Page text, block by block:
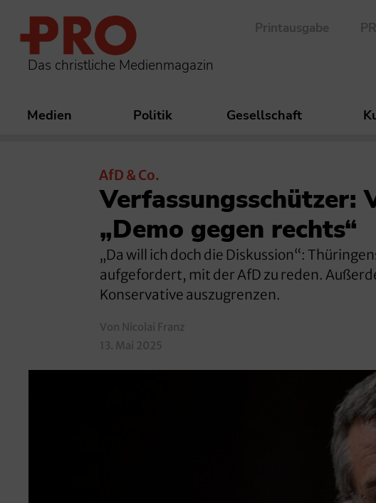
Das christliche Medienmagazin
Printausgabe
Medien Politik Gesellschaft
AfD & Co.
„Demo gegen rechts“
„Da will ich doch die Diskussion“:
aufgefordert, mit der AfD zu reden.
Konservative auszugrenzen.
Von Nicolai Franz
13. Mai 2025